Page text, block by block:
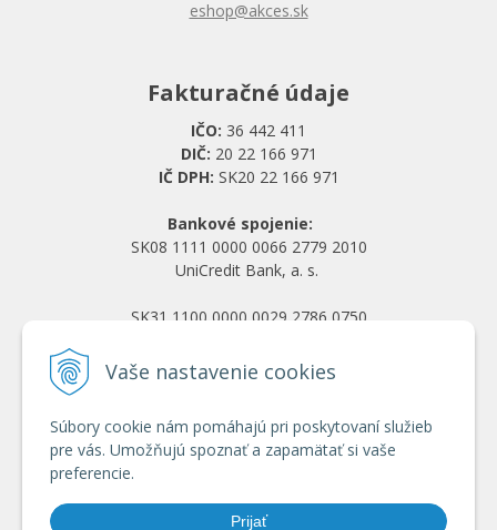
Vaše nastavenie cookies
Súbory cookie nám pomáhajú pri poskytovaní služieb
pre vás. Umožňujú spoznať a zapamätať si vaše
preferencie.
Prijať
eshop@akces.sk
Fakturačné údaje
IČO: 36 442 411
DIČ: 20 22 166 971
IČ DPH: SK20 22 166 971
Bankové spojenie:
SK08 1111 0000 0066 2779 2010
UniCredit Bank, a. s.
SK31 1100 0000 0029 2786 0750
Obchodné podmienky
Ochrana osobných údajov
Doprava a platba